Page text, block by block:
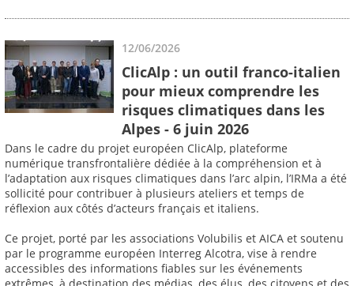
12/06/2026
ClicAlp : un outil franco-italien
pour mieux comprendre les
risques climatiques dans les
Alpes - 6 juin 2026
Dans le cadre du projet européen ClicAlp, plateforme
numérique transfrontalière dédiée à la compréhension et à
l’adaptation aux risques climatiques dans l’arc alpin, l’IRMa a été
sollicité pour contribuer à plusieurs ateliers et temps de
réflexion aux côtés d’acteurs français et italiens.
Ce projet, porté par les associations Volubilis et AICA et soutenu
par le programme européen Interreg Alcotra, vise à rendre
accessibles des informations fiables sur les événements